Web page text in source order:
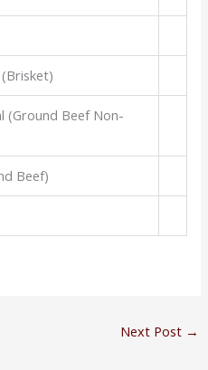
(Ground Beef Non-
Beef)
Next Post →